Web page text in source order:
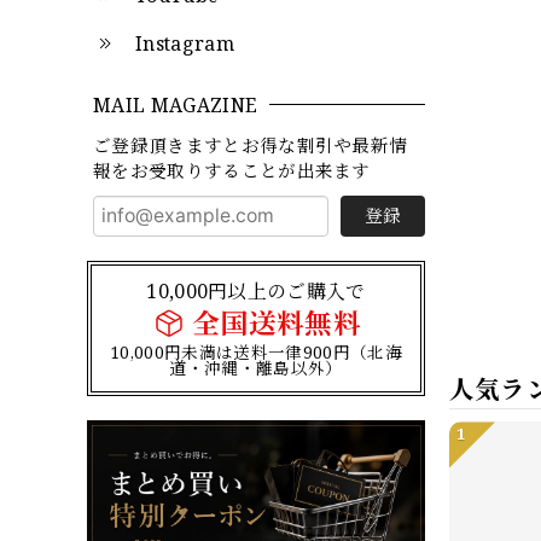
Instagram
MAIL MAGAZINE
ご登録頂きますとお得な割引や最新情
報をお受取りすることが出来ます
登録
10,000円以上のご購入で
全国送料無料
10,000円未満は送料一律900円（北海
道・沖縄・離島以外）
人気ラ
1